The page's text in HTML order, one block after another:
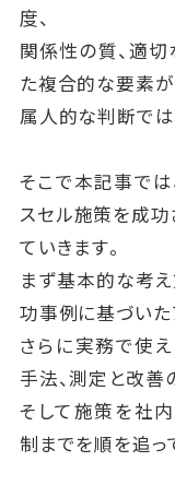
度、
関係性の質、適切
た複合的な要素が
属人的な判断では
そこで本記事では
スセル施策を成
ていきます。
まず基本的な考
功事例に基づいた
さらに実務で使
手法、測定と改善
そして施策を社
制までを順を追っ